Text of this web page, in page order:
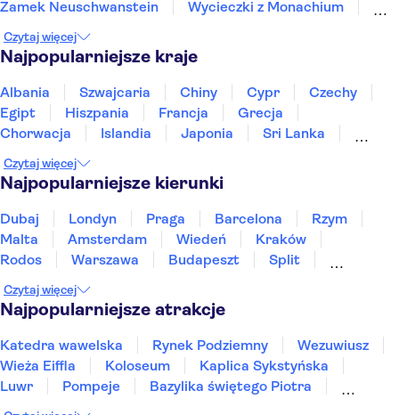
Zamek Neuschwanstein
Wycieczki z Monachium
Muzeum Pergamońskie
Nowe Muzeum
Brama Brandenburska
St. Pauli
Port w Hamburgu
Czytaj więcej
Najpopularniejsze kraje
Albania Szwajcaria Chiny Cypr
Czechy
Egipt
Hiszpania Francja
Grecja
Chorwacja
Islandia Japonia
Sri Lanka
Tunezja
Turcja Wietnam
Czytaj więcej
Najpopularniejsze kierunki
Dubaj Londyn Praga Barcelona
Rzym
Malta
Amsterdam Wiedeń
Kraków
Rodos
Warszawa Budapeszt
Split
Sopot
Gdynia Zakopane
Czytaj więcej
Najpopularniejsze atrakcje
Katedra wawelska Rynek Podziemny
Wezuwiusz
Wieża Eiffla
Koloseum
Kaplica Sykstyńska
Luwr
Pompeje
Bazylika świętego Piotra